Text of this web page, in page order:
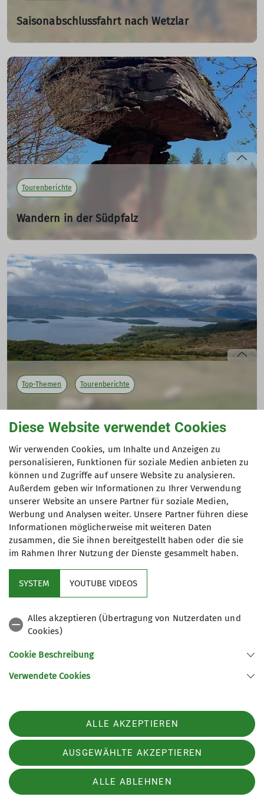
Saisonabschlussfahrt nach Wetzlar
31.12.2025
Nach 6 Jahren mal wieder eine Saisonabschlussfahrt.
mehr erfahren
Tourenberichte
Wandern in der Südpfalz
30.12.2025
mehr erfahren
Top-Themen Tourenberichte
19.05.2026
Fünf Wanderer des DAV Rüsselsheim, ein Ziel: den West
Highland Way in einer Woche komplett zu Fuß und mit
voller Ausrüstung zu durchwandern. 154 Kilometer mit
Zelt in Selbstversorgung durch die beeindruckenden
Landschaften Schottlands.
Andere Themen
Aktuelle Events Gruppen Hütten News
Top-Themen Tourenberichte
Im Fokus
Hilfreiche Links
Sektion Rüsselsheim des Deutschen Alpenvereins e.V.
Telefon +49 6142 12707
Datenschutz-Einstellungen
Datenschutz
Impressum
Downloads
Diese Website verwendet Cookies
Wir verwenden Cookies, um Inhalte und Anzeigen zu
personalisieren, Funktionen für soziale Medien anbieten zu
können und Zugriffe auf unsere Website zu analysieren.
Außerdem geben wir Informationen zu Ihrer Verwendung
unserer Website an unsere Partner für soziale Medien,
Werbung und Analysen weiter. Unsere Partner führen diese
Informationen möglicherweise mit weiteren Daten
zusammen, die Sie ihnen bereitgestellt haben oder die sie
im Rahmen Ihrer Nutzung der Dienste gesammelt haben.
SYSTEM YOUTUBE VIDEOS
Alles akzeptieren (Übertragung von Nutzerdaten und
Cookies)
Cookie Beschreibung
Verwendete Cookies
ALLE AKZEPTIEREN
AUSGEWÄHLTE AKZEPTIEREN
ALLE ABLEHNEN